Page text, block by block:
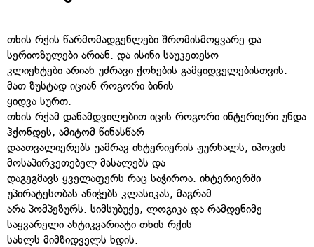
თხის რქის წარმომადგენლები შრომისმოყვარე და
სერიოზულები არიან. და ისინი საუკეთესო
კლიენტები არიან უძრავი ქონების გამყიდველებისთვის.
მათ ზუსტად იციან როგორი ბინის
ყიდვა სურთ.
თხის რქამ დანამდვილებით იცის როგორი ინტერიერი უნდა
ჰქონდეს, ამიტომ წინასწარ
დაათვალიერებს უამრავ ინტერიერის ჟურნალს, იპოვის
მოსაპირკეთებელ მასალებს და
დაგეგმავს ყველაფერს რაც საჭიროა. ინტერიერში
უპირატესობას ანიჭებს კლასიკას, მაგრამ
არა პომპეზურს. სიმსუბუქე, ლოგიკა და რამდენიმე
საყვარელი ანტიკვარიატი თხის რქის
სახლს მიმზიდველს ხდის.